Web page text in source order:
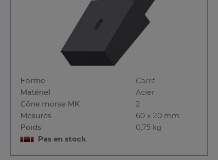
Forme
Carré
Matériel
Acier
Cône morse MK
2
Mesures
60 x 20 mm
Poids
0,75 kg
Pas en stock